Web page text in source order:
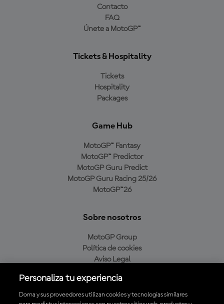
Contacto
FAQ
Únete a MotoGP™
Tickets & Hospitality
Tickets
Hospitality
Packages
Game Hub
MotoGP™ Fantasy
MotoGP™ Predictor
MotoGP Guru Predict
MotoGP Guru Racing 25/26
MotoGP™26
Sobre nosotros
MotoGP Group
Política de cookies
Aviso Legal
Política de compra
Personaliza tu experiencia
Dorna y sus proveedores utilizan cookies y tecnologías similares